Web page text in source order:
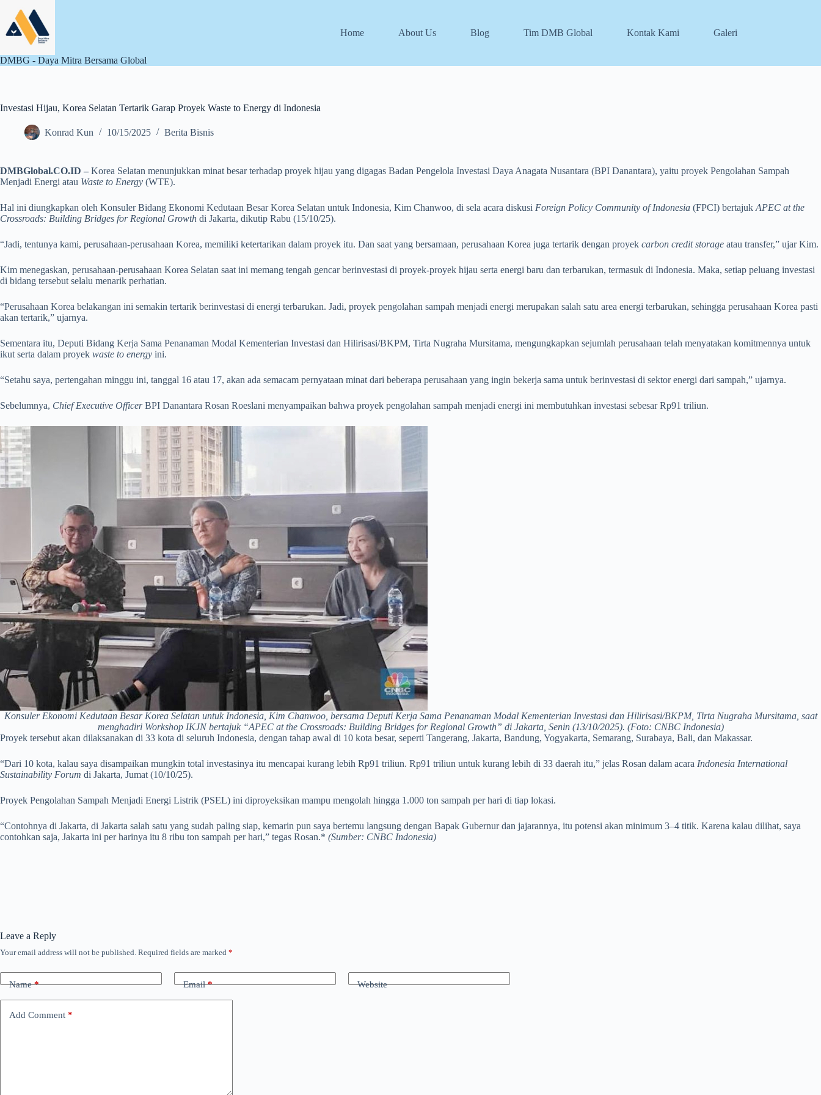
content
DMBG - Daya Mitra Bersama Global
Home About Us Blog Tim DMB Global Kontak Kami Galeri
Investasi Hijau, Korea Selatan Tertarik Garap Proyek Waste to Energy di Indonesia
Konrad Kun 10/15/2025 Berita Bisnis
DMBGlobal.CO.ID – Korea Selatan menunjukkan minat besar terhadap proyek hijau yang digagas Badan Pengelola Investasi Daya Anagata Nusantara (BPI Danantara), yaitu proyek Pengolahan Sampah
Menjadi Energi atau Waste to Energy (WTE).
Hal ini diungkapkan oleh Konsuler Bidang Ekonomi Kedutaan Besar Korea Selatan untuk Indonesia, Kim Chanwoo, di sela acara diskusi Foreign Policy Community of Indonesia (FPCI) bertajuk APEC at the
Crossroads: Building Bridges for Regional Growth di Jakarta, dikutip Rabu (15/10/25).
“Jadi, tentunya kami, perusahaan-perusahaan Korea, memiliki ketertarikan dalam proyek itu. Dan saat yang bersamaan, perusahaan Korea juga tertarik dengan proyek carbon credit storage atau transfer,” ujar Kim.
Kim menegaskan, perusahaan-perusahaan Korea Selatan saat ini memang tengah gencar berinvestasi di proyek-proyek hijau serta energi baru dan terbarukan, termasuk di Indonesia. Maka, setiap peluang investasi
di bidang tersebut selalu menarik perhatian.
“Perusahaan Korea belakangan ini semakin tertarik berinvestasi di energi terbarukan. Jadi, proyek pengolahan sampah menjadi energi merupakan salah satu area energi terbarukan, sehingga perusahaan Korea pasti
akan tertarik,” ujarnya.
Sementara itu, Deputi Bidang Kerja Sama Penanaman Modal Kementerian Investasi dan Hilirisasi/BKPM, Tirta Nugraha Mursitama, mengungkapkan sejumlah perusahaan telah menyatakan komitmennya untuk
ikut serta dalam proyek waste to energy ini.
“Setahu saya, pertengahan minggu ini, tanggal 16 atau 17, akan ada semacam pernyataan minat dari beberapa perusahaan yang ingin bekerja sama untuk berinvestasi di sektor energi dari sampah,” ujarnya.
Sebelumnya, Chief Executive OfficerBPI Danantara Rosan Roeslani menyampaikan bahwa proyek pengolahan sampah menjadi energi ini membutuhkan investasi sebesar Rp91 triliun.
Konsuler Ekonomi Kedutaan Besar Korea Selatan untuk Indonesia, Kim Chanwoo, bersama Deputi Kerja Sama Penanaman Modal Kementerian Investasi dan Hilirisasi/BKPM, Tirta Nugraha Mursitama, saat
menghadiri Workshop IKJN bertajuk “APEC at the Crossroads: Building Bridges for Regional Growth” di Jakarta, Senin (13/10/2025). (Foto: CNBC Indonesia)
Proyek tersebut akan dilaksanakan di 33 kota di seluruh Indonesia, dengan tahap awal di 10 kota besar, seperti Tangerang, Jakarta, Bandung, Yogyakarta, Semarang, Surabaya, Bali, dan Makassar.
“Dari 10 kota, kalau saya disampaikan mungkin total investasinya itu mencapai kurang lebih Rp91 triliun. Rp91 triliun untuk kurang lebih di 33 daerah itu,” jelas Rosan dalam acara Indonesia International
Sustainability Forum di Jakarta, Jumat (10/10/25).
Proyek Pengolahan Sampah Menjadi Energi Listrik (PSEL) ini diproyeksikan mampu mengolah hingga 1.000 ton sampah per hari di tiap lokasi.
“Contohnya di Jakarta, di Jakarta salah satu yang sudah paling siap, kemarin pun saya bertemu langsung dengan Bapak Gubernur dan jajarannya, itu potensi akan minimum 3–4 titik. Karena kalau dilihat, saya
contohkan saja, Jakarta ini per harinya itu 8 ribu ton sampah per hari,” tegas Rosan.* (Sumber: CNBC Indonesia)
Leave a Reply
Your email address will not be published. Required fields are marked *
Name* Email* Website
Add Comment *